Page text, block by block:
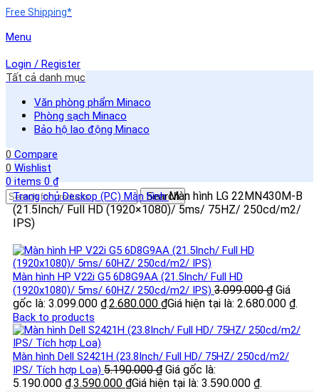
Free Shipping*
Menu
Login / Register
Tất cả danh mục
Văn phòng phẩm Minaco
Phòng sạch Minaco
Bảo hộ lao động Minaco
0 Compare
0 Wishlist
0items 0₫
Search
Trang chủDeskop (PC) Màn hìnhMàn hình LG 22MN430M-B
(21.5Inch/ Full HD (1920×1080)/ 5ms/ 75HZ/ 250cd/m2/
IPS)
Màn hình HP V22i G5 6D8G9AA (21.5Inch/ Full HD
(1920x1080)/ 5ms/ 60HZ/ 250cd/m2/ IPS) 3.099.000₫ Giá
gốc là: 3.099.000 ₫.2.680.000 ₫Giá hiện tại là: 2.680.000 ₫.
Back to products
Màn hình Dell S2421H (23.8Inch/ Full HD/ 75HZ/ 250cd/m2/
IPS/ Tích hợp Loa) 5.190.000₫ Giá gốc là:
5.190.000 ₫.3.590.000 ₫Giá hiện tại là: 3.590.000 ₫.